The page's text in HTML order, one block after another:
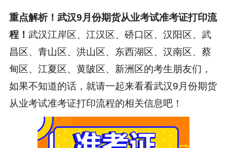
重点解析！武汉9月份期货从业考试准考证打印流
程！ 武汉江岸区、江汉区、硚口区、汉阳区、武
昌区、青山区、洪山区、东西湖区、汉南区、蔡
甸区、江夏区、黄陂区、新洲区的考生朋友们，
如果不知道的话，就请一起来看看武汉9月份期货
从业考试准考证打印流程的相关信息吧！